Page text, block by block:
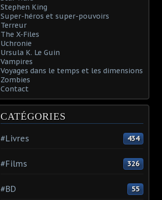
Stephen King
Super-héros et super-pouvoirs
Terreur
The X-Files
Uchronie
Ursula K. Le Guin
Vampires
Voyages dans le temps et les dimensions
Zombies
Contact
CATÉGORIES
#Livres 434
#Films 326
#BD 55